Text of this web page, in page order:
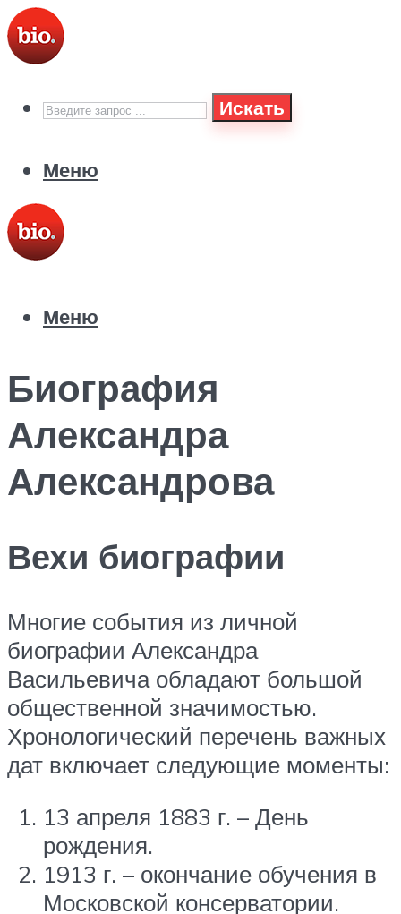
Искать
Меню
Меню
Биография
Александра
Александрова
Вехи биографии
Многие события из личной
биографии Александра
Васильевича обладают большой
общественной значимостью.
Хронологический перечень важных
дат включает следующие моменты:
13 апреля 1883 г. – День
рождения.
1913 г. – окончание обучения в
Московской консерватории.